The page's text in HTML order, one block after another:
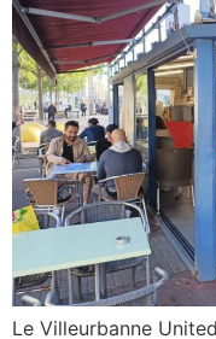
Le Villeurbanne